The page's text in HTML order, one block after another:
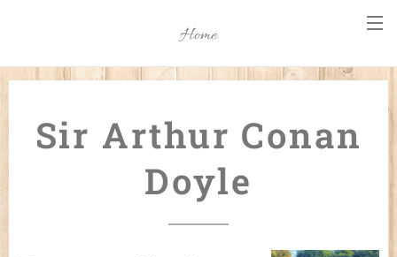
Home
Sir Arthur Conan
Doyle